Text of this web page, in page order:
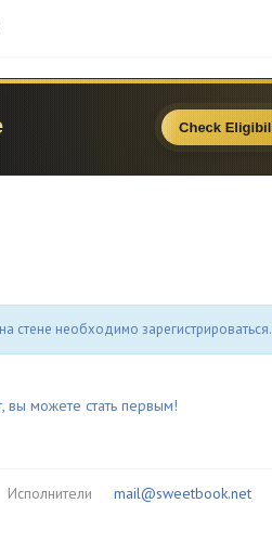
стене необходимо зарегистрироваться.
вы можете стать первым!
Исполнители mail@sweetbook.net